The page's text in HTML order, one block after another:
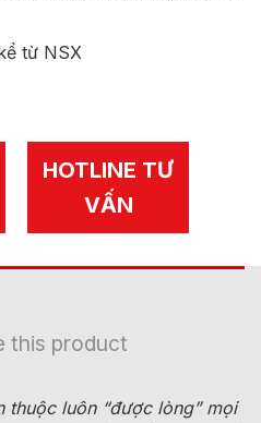
từ NSX
HOTLINE TƯ
VẤN
this product
thuộc luôn “được lòng” mọi